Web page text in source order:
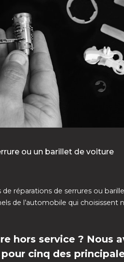
ou un barillet de voiture
réparations de serrures ou
de l’automobile qui choisissent
hors service ? Nous
cinq des